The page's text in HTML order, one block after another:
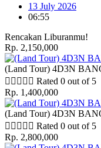
13 July 2026
06:55
Rencakan Liburanmu!
Rp. 2,150,000
(Land Tour) 4D3N
     Rated 0 out of 5
Rp. 1,400,000
(Land Tour) 4D3N
     Rated 0 out of 5
Rp. 2,800,000